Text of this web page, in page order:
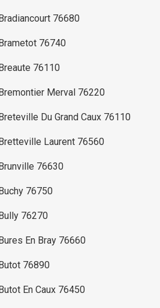
76680
76740
76110
Merval 76220
Du Grand Caux 76110
Laurent 76560
76630
76750
76270
En Bray 76660
76890
En Caux 76450